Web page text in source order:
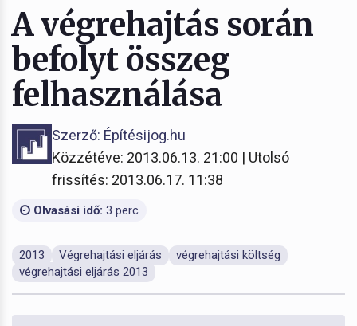
A végrehajtás során
befolyt összeg
felhasználása
Szerző: Építésijog.hu
Közzétéve: 2013.06.13. 21:00 | Utolsó
frissítés: 2013.06.17. 11:38
Olvasási idő: 3 perc
2013 Végrehajtási eljárás
végrehajtási költség
végrehajtási eljárás 2013